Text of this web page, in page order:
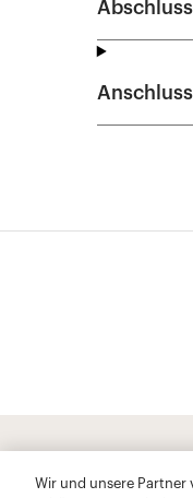
Wir und unsere Partner